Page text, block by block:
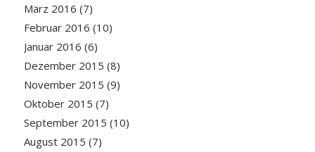
März 2016 (7)
Februar 2016 (10)
Januar 2016 (6)
Dezember 2015 (8)
November 2015 (9)
Oktober 2015 (7)
September 2015 (10)
August 2015 (7)